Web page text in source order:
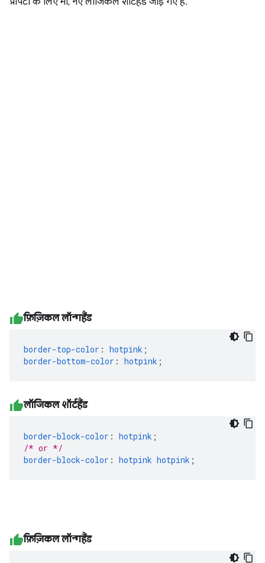
फ़िज़िकल लॉन्गहैंड
border-top-color : hotpink ;
border-bottom-color : hotpink ;
लॉजिकल शॉर्टहैंड
border-block-color : hotpink ;
/* or */
border-block-color : hotpink hotpink ;
फ़िज़िकल लॉन्गहैंड